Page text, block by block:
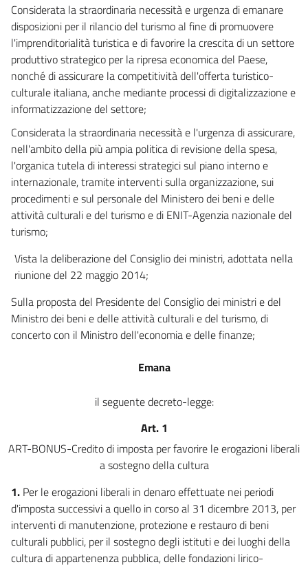
NORME FINANZIARIE ED ENTRATA IN VIGORE
17
18
Considerata la straordinaria necessità e urgenza di emanare
disposizioni per il rilancio del turismo al fine di promuovere
l'imprenditorialità turistica e di favorire la crescita di un settore
produttivo strategico per la ripresa economica del Paese,
nonché di assicurare la competitività dell'offerta turistico-
culturale italiana, anche mediante processi di digitalizzazione e
informatizzazione del settore;
Considerata la straordinaria necessità e l'urgenza di assicurare,
nell'ambito della più ampia politica di revisione della spesa,
l'organica tutela di interessi strategici sul piano interno e
internazionale, tramite interventi sulla organizzazione, sui
procedimenti e sul personale del Ministero dei beni e delle
attività culturali e del turismo e di ENIT-Agenzia nazionale del
turismo;
Vista la deliberazione del Consiglio dei ministri, adottata nella
riunione del 22 maggio 2014;
Sulla proposta del Presidente del Consiglio dei ministri e del
Ministro dei beni e delle attività culturali e del turismo, di
concerto con il Ministro dell'economia e delle finanze;
Emana
il seguente decreto-legge:
Art. 1
ART-BONUS-Credito di imposta per favorire le erogazioni liberali
a sostegno della cultura
1. Per le erogazioni liberali in denaro effettuate nei periodi
d'imposta successivi a quello in corso al 31 dicembre 2013, per
interventi di manutenzione, protezione e restauro di beni
culturali pubblici, per il sostegno degli istituti e dei luoghi della
cultura di appartenenza pubblica, delle fondazioni lirico-